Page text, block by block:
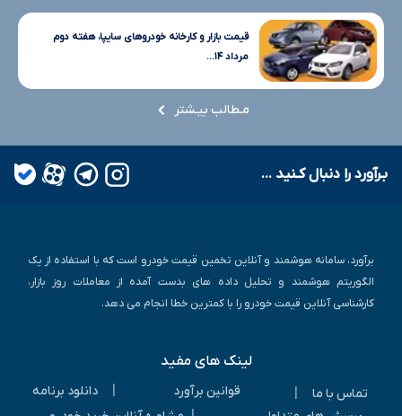
قیمت بازار و کارخانه خودروهای سایپا، هفته دوم
مرداد ۱۴...
مـطالب بیـشتر
بـرآورد را دنبال کـنید ...
برآورد، سامانه هوشمند و آنلاین تخمین قیمت خودرو است که با استفاده از یک
الگوریتم هوشمند و تحلیل داده های بدست آمده از معاملات روز بازار،
کارشناسی آنلاین قیمت خودرو را با کمترین خطا انجام می دهد.
لینک های مفید
تماس با ما قوانین برآورد
دانلود برنامه